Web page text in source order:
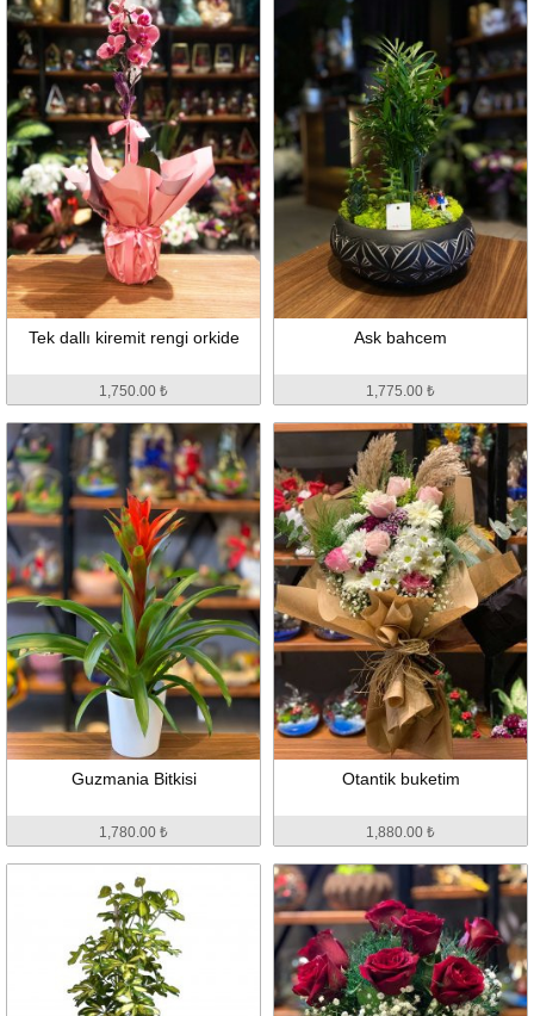
Tek dallı kiremit rengi orkide
1,750.00 ₺
Ask bahcem
1,775.00 ₺
Guzmania Bitkisi
1,780.00 ₺
Otantik buketim
1,880.00 ₺